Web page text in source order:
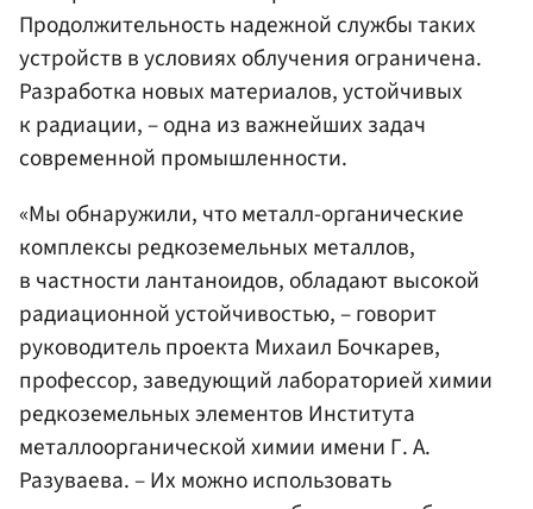
Продолжительность надежной службы таких
устройств в условиях облучения ограничена.
Разработка новых материалов, устойчивых
к радиации, – одна из важнейших задач
современной промышленности.
«Мы обнаружили, что металл-органические
комплексы редкоземельных металлов,
в частности лантаноидов, обладают высокой
радиационной устойчивостью, – говорит
руководитель проекта Михаил Бочкарев,
профессор, заведующий лабораторией химии
редкоземельных элементов Института
металлоорганической химии имени Г. А.
Разуваева. – Их можно использовать